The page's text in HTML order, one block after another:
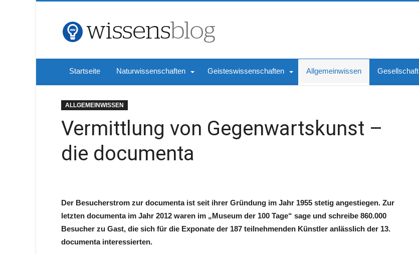
Startseite Naturwissenschaften Geisteswissenschaften Allgemeinwissen Gesellschaft
ALLGEMEINWISSEN
Vermittlung von Gegenwartskunst –
die documenta
Der Besucherstrom zur documenta ist seit ihrer Gründung im Jahr 1955 stetig angestiegen. Zur
letzten documenta im Jahr 2012 waren im „Museum der 100 Tage“ sage und schreibe 860.000
Besucher zu Gast, die sich für die Exponate der 187 teilnehmenden Künstler anlässlich der 13.
documenta interessierten.